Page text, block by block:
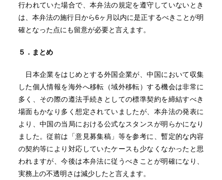
行われていた場合で、本弁法の規定を遵守していないとき
は、本弁法の施行日から6ヶ月以内に是正するべきことが明
確となった点にも留意が必要と言えます。
５．まとめ
日本企業をはじめとする外国企業が、中国において収集
した個人情報を海外へ移転（域外移転）する機会は非常に
多く、その際の遵法手続きとしての標準契約を締結すべき
場面もかなり多く想定されていましたが、本弁法の発表に
より、中国の当局における公式なスタンスが明らかになり
ました。従前は「意見募集稿」等を参考に、暫定的な内容
の契約等により対応していたケースも少なくなかったと思
われますが、今後は本弁法に従うべきことが明確になり、
実務上の不透明さは減少したと言えます。